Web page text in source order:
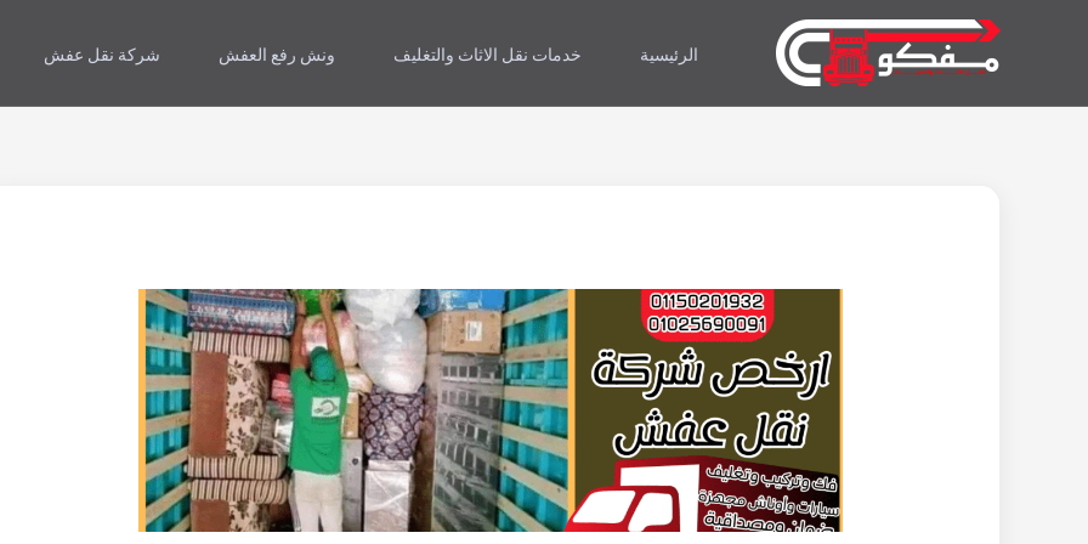
الرئيسية خدمات نقل الاثاث والتغليف ونش رفع العفش شركة نقل عفش